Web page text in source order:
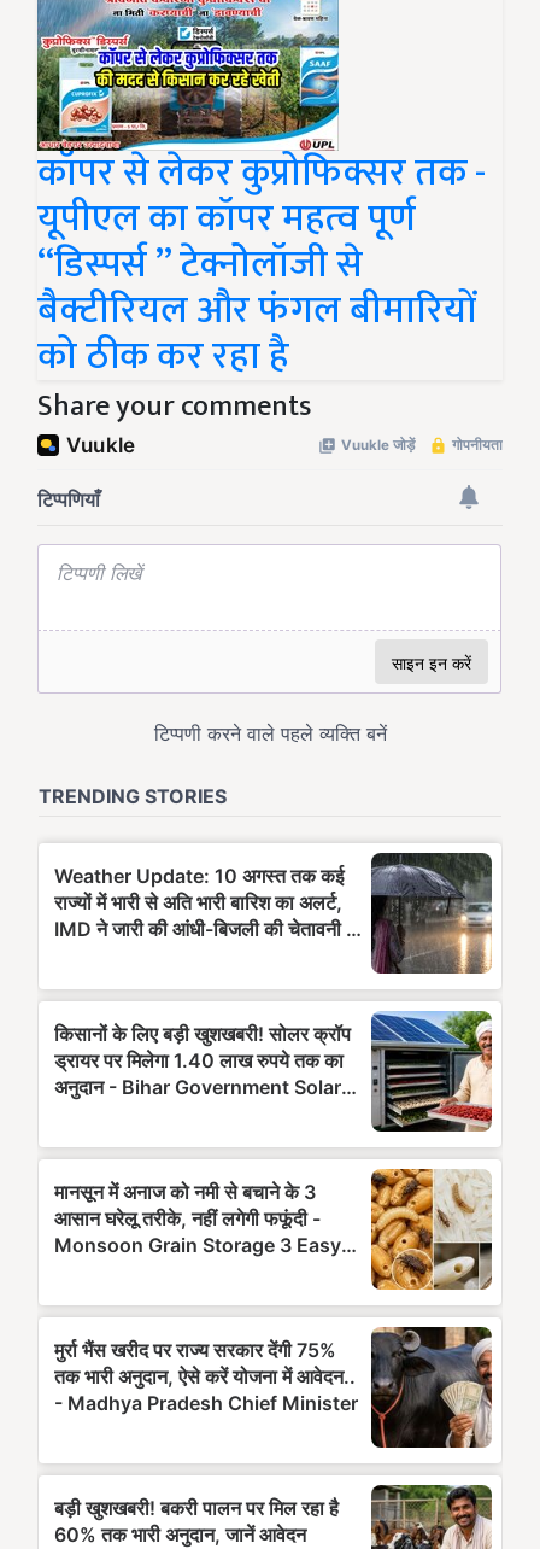
कॉपर से लेकर कुप्रोफिक्सर तक -
यूपीएल का कॉपर महत्व पूर्ण
“डिस्पर्स ’’ टेक्नोेलॉजी से
बैक्टी‍रियल और फंगल बीमारियों
को ठीक कर रहा है
Share your comments